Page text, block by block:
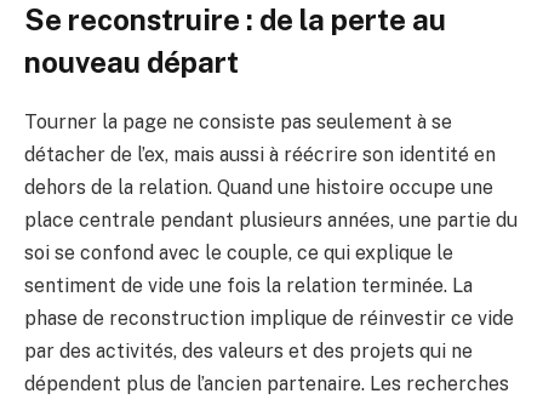
Se reconstruire : de la perte au
nouveau départ
Tourner la page ne consiste pas seulement à se
détacher de l’ex, mais aussi à réécrire son identité en
dehors de la relation. Quand une histoire occupe une
place centrale pendant plusieurs années, une partie du
soi se confond avec le couple, ce qui explique le
sentiment de vide une fois la relation terminée. La
phase de reconstruction implique de réinvestir ce vide
par des activités, des valeurs et des projets qui ne
dépendent plus de l’ancien partenaire. Les recherches